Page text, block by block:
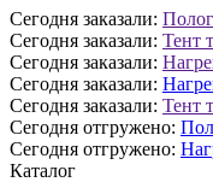
Сегодня заказали:
Сегодня заказали: Тент
Сегодня заказали:
Сегодня заказали:
Сегодня заказали: Тент
Сегодня отгружено:
Сегодня отгружено:
Каталог